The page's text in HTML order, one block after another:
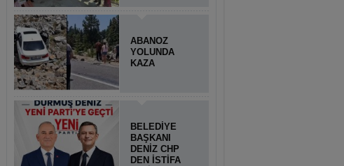
ABANOZ
YOLUNDA
KAZA
BELEDİYE
BAŞKANI
DENİZ CHP
DEN İSTİFA